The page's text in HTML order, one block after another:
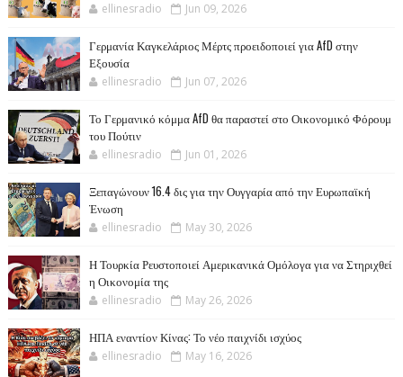
ellinesradio Jun 09, 2026
Γερμανία Καγκελάριος Μέρτς προειδοποιεί για AfD στην
Εξουσία
ellinesradio Jun 07, 2026
Το Γερμανικό κόμμα AfD θα παραστεί στο Οικονομικό Φόρουμ
του Πούτιν
ellinesradio Jun 01, 2026
Ξεπαγώνουν 16.4 δις για την Ουγγαρία από την Ευρωπαϊκή
Ένωση
ellinesradio May 30, 2026
Η Τουρκία Ρευστοποιεί Αμερικανικά Ομόλογα για να Στηριχθεί
η Οικονομία της
ellinesradio May 26, 2026
ΗΠΑ εναντίον Κίνας: Το νέο παιχνίδι ισχύος
ellinesradio May 16, 2026